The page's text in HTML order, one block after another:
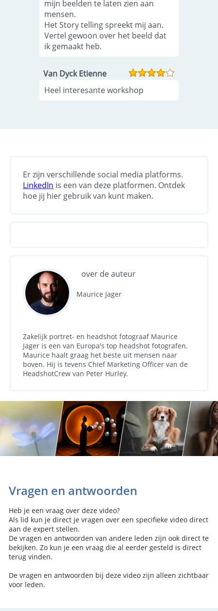
mijn beelden te laten zien aan
mensen.
Het Story telling spreekt mij aan.
Vertel gewoon over het beeld dat
ik gemaakt heb.
Van Dyck Etienne
Heel interesante workshop
Er zijn verschillende social media platforms.
LinkedIn is een van deze platformen. Ontdek
hoe jij hier gebruik van kunt maken.
over de auteur
Maurice Jager
Zakelijk portret- en headshot fotograaf Maurice
Jager is een van Europa's top headshot fotografen.
Maurice haalt graag het beste uit mensen naar
boven. Hij is tevens Chief Marketing Officer van de
HeadshotCrew van Peter Hurley.
Vragen en antwoorden
Heb je een vraag over deze video?
Als lid kun je direct je vragen over een specifieke video direct
aan de expert stellen.
De vragen en antwoorden van andere leden zijn ook direct te
bekijken. Zo kun je een vraag die al eerder gesteld is direct
terug vinden.
De vragen en antwoorden bij deze video zijn alleen zichtbaar
voor leden.